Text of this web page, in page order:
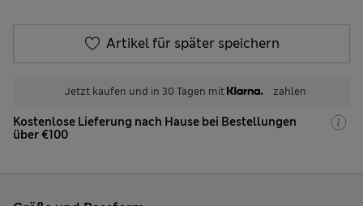
Artikel für später speichern
Jetzt kaufen und in 30 Tagen mit zahlen
Kostenlose Lieferung nach Hause bei Bestellungen
über €100